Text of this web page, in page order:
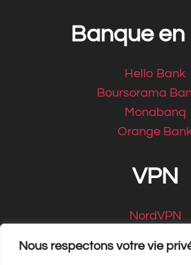
Nous respectons votre vie
Banque en
Hello Bank
Boursorama
Monabanq
Orange
VPN
NordVPN